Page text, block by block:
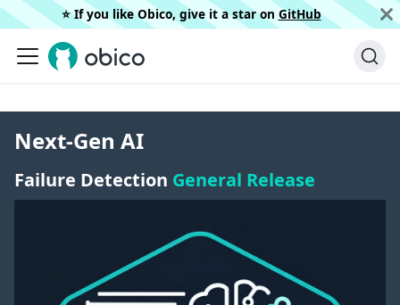
⭐️ If you like Obico, give it a star on GitHub
Next-Gen AI
Failure Detection General Release